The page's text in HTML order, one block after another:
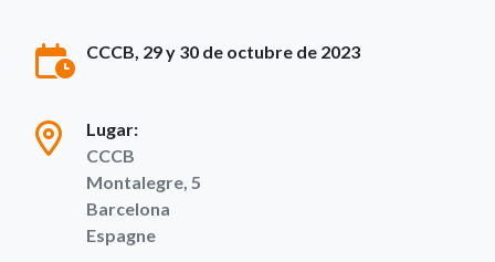
CCCB, 29 y 30 de octubre de 2023
Lugar:
CCCB
Montalegre, 5
Barcelona
Espagne